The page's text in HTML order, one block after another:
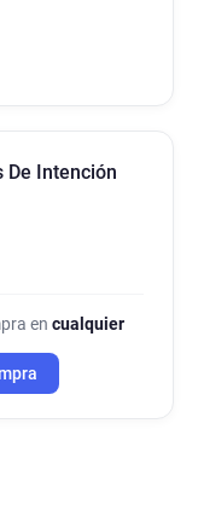
De Intención
en cualquier